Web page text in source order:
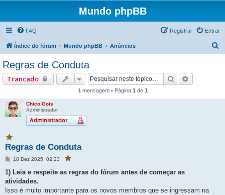
Mundo phpBB
FAQ Entrar
Registrar
Índice do fórum Mundo phpBB Anúncios
a
Regras de Conduta
Trancado Pesquisar
1 mensagem • Página 1 de 1
Chico Gois
Administrador
V
o
ê
a
v
o
Regras de Conduta
M
n
a
g
18 Dez 2025, 02:23
V
c
ê
v
1) Leia e respeite as regras do fórum antes de começar as
atividades.
Isso é muito importante para os novos membros que se ingressam na